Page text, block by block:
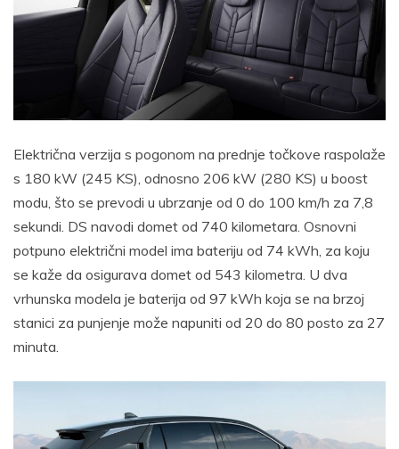
Električna verzija s pogonom na prednje točkove raspolaže
s 180 kW (245 KS), odnosno 206 kW (280 KS) u boost
modu, što se prevodi u ubrzanje od 0 do 100 km/h za 7,8
sekundi. DS navodi domet od 740 kilometara. Osnovni
potpuno električni model ima bateriju od 74 kWh, za koju
se kaže da osigurava domet od 543 kilometra. U dva
vrhunska modela je baterija od 97 kWh koja se na brzoj
stanici za punjenje može napuniti od 20 do 80 posto za 27
minuta.